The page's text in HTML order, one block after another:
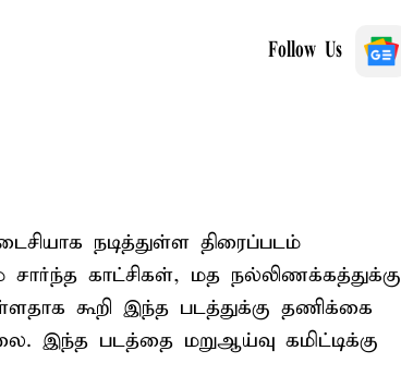
Follow Us
நடித்துள்ள திரைப்படம்
காட்சிகள், மத நல்லிணக்கத்துக்கு
கூறி இந்த படத்துக்கு தணிக்கை
இந்த படத்தை மறுஆய்வு கமிட்டிக்கு